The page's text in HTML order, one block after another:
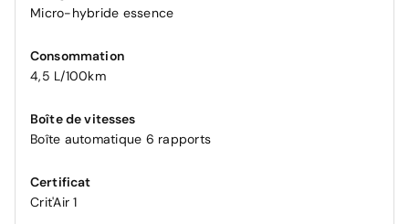
Micro-hybride essence
Consommation
4,5 L/100km
Boîte de vitesses
Boîte automatique 6 rapports
Certificat
Crit'Air 1